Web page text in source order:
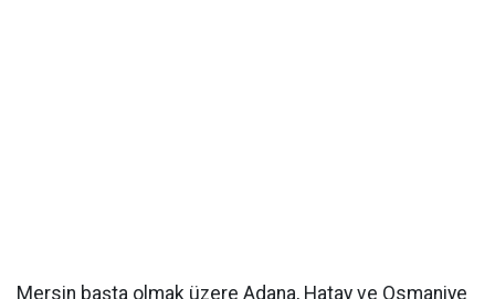
Mersin başta olmak üzere Adana, Hatay ve Osmaniye